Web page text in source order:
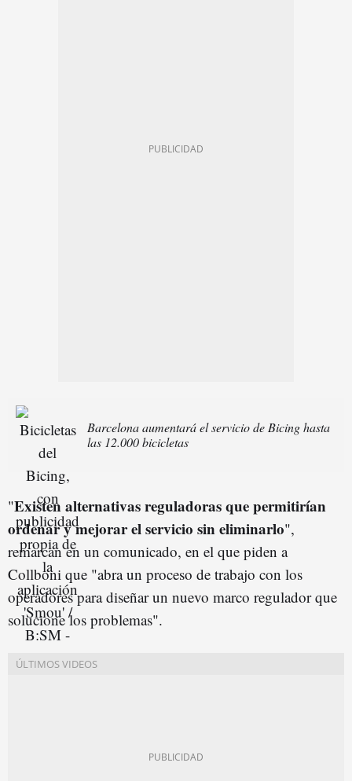
Barcelona aumentará el servicio de Bicing hasta
las 12.000 bicicletas
"Existen alternativas reguladoras que permitirían
ordenar y mejorar elservicio sin eliminarlo",
remarcan en un comunicado, en el que piden a
Collboni que "abra un proceso de trabajo con los
operadores para diseñar un nuevo marco regulador que
solucione los problemas".